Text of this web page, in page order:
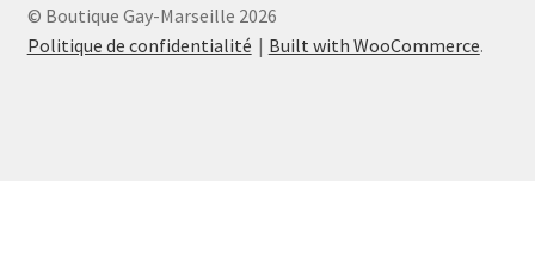
© Boutique Gay-Marseille 2026
Politique de confidentialité
Built with WooCommerce.